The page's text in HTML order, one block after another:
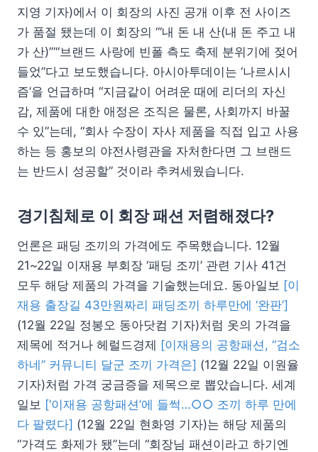
지영 기자)에서 이 회장의 사진 공개 이후 전 사이즈
가 품절 됐는데 이 회장의 “‘내 돈 내 산(내 돈 주고 내
가 산)’”“브랜드 사랑에 빈폴 측도 축제 분위기에 젖어
들었”다고 보도했습니다. 아시아투데이는 ‘나르시시
즘’을 언급하며 “지금같이 어려운 때에 리더의 자신
감, 제품에 대한 애정은 조직은 물론, 사회까지 바꿀
수 있”는데, “회사 수장이 자사 제품을 직접 입고 사용
하는 등 홍보의 야전사령관을 자처한다면 그 브랜드
는 반드시 성공할” 것이라 추켜세웠습니다.
경기침체로 이 회장 패션 저렴해졌다?
언론은 패딩 조끼의 가격에도 주목했습니다. 12월
21~22일 이재용 부회장 ‘패딩 조끼’ 관련 기사 41건
모두 해당 제품의 가격을 기술했는데요. 동아일보 [이
재용 출장길 43만원짜리 패딩조끼 하루만에 ‘완판’]
(12월 22일 정봉오 동아닷컴 기자)처럼 옷의 가격을
제목에 적거나 헤럴드경제 [이재용의 공항패션, “검소
하네” 커뮤니티 달군 조끼 가격은] (12월 22일 이원율
기자)처럼 가격 궁금증을 제목으로 뽑았습니다. 세계
일보 [‘이재용 공항패션’에 들썩…○○ 조끼 하루 만에
다 팔렸다] (12월 22일 현화영 기자)는 해당 제품의
“가격도 화제가 됐”는데 “회장님 패션이라고 하기엔